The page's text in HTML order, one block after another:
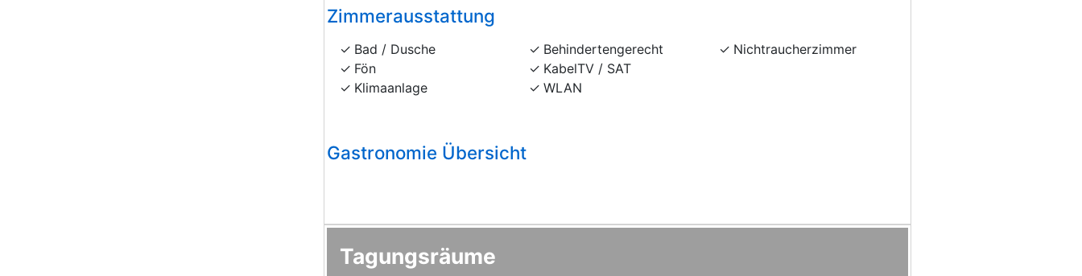
Zimmerausstattung
Bad / Dusche
Fön
Klimaanlage
Behindertengerecht
KabelTV / SAT
WLAN
Nichtraucherzimmer
Gastronomie Übersicht
Tagungsräume